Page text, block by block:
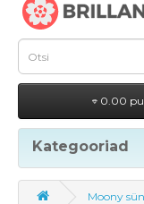
0.00
Kategooriad
Moony